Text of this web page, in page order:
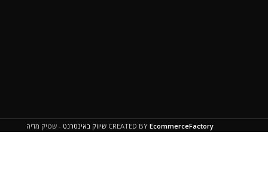
CREATED BY EcommerceFactory שיווק באינטרנט - שטיק מדיה